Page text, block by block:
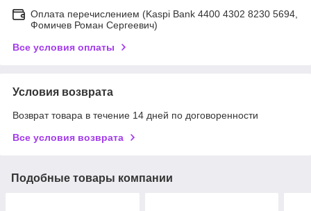
Оплата перечислением (Kaspi Bank 4400 4302 8230 5694,
Фомичев Роман Сергеевич)
Все условия оплаты
Условия возврата
Возврат товара в течение 14 дней по договоренности
Все условия возврата
Подобные товары компании